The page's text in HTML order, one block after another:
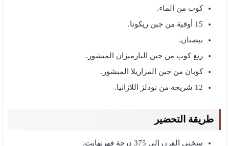
كوب من الماء.
15 أوقية من جبن ريكوتا.
بيضتان.
ربع كوب من جبن البارميزان المبشور.
كوبان من جبن المزاريلا المبشور.
12 شريحة من نودلز اللازانيا.
طريقة التحضير
سخني الفرن إلى 375 درجة فهرنهايت.